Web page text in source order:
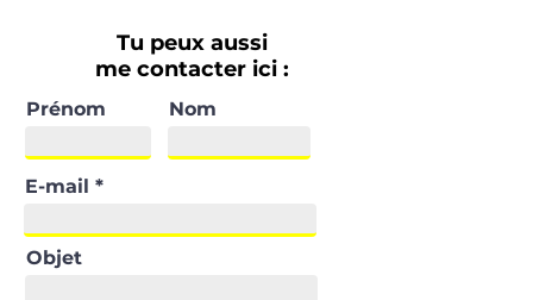
Tu peux aussi
me contacter ici :
Prénom Nom
E-mail
Objet